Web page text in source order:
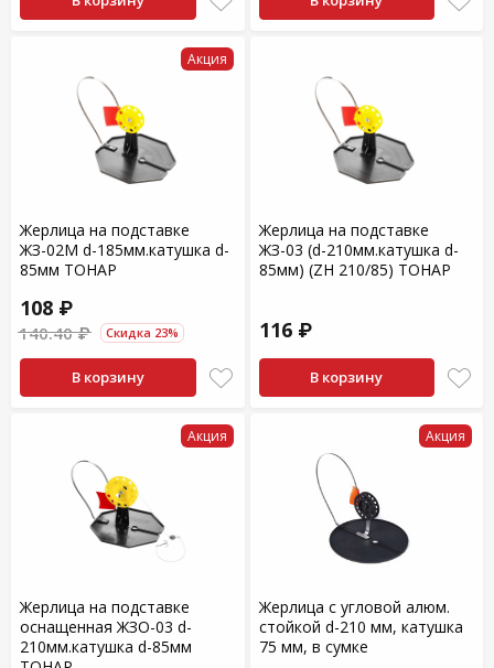
Акция
Жерлица на подставке
ЖЗ-02М d-185мм.катушка d-
85мм ТОНАР
108 ₽
140.40 ₽ Скидка 23%
В корзину
Жерлица на подставке
ЖЗ-03 (d-210мм.катушка d-
85мм) (ZH 210/85) ТОНАР
116 ₽
В корзину
Акция
Жерлица на подставке
оснащенная ЖЗО-03 d-
210мм.катушка d-85мм
Акция
Жерлица с угловой алюм.
стойкой d-210 мм, катушка
75 мм, в сумке